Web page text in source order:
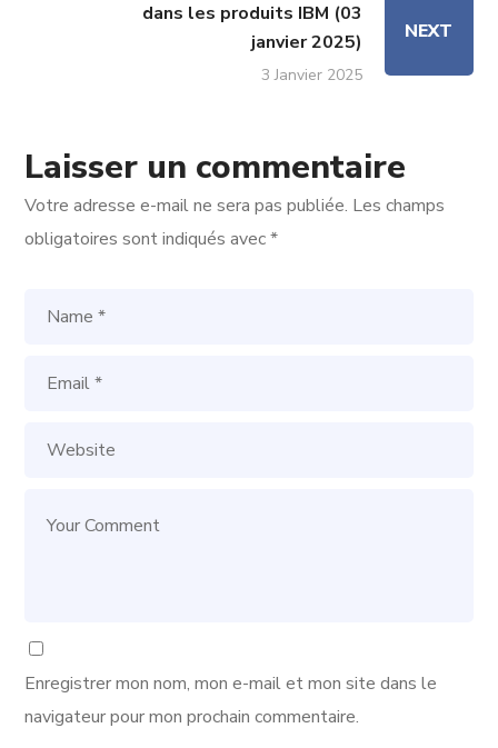
dans les produits IBM (03
janvier 2025)
3 Janvier 2025
NEXT
Laisser un commentaire
Votre adresse e-mail ne sera pas publiée. Les champs
obligatoires sont indiqués avec*
Enregistrer mon nom, mon e-mail et mon site dans le
navigateur pour mon prochain commentaire.